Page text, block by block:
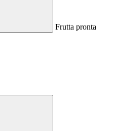
Frutta pronta